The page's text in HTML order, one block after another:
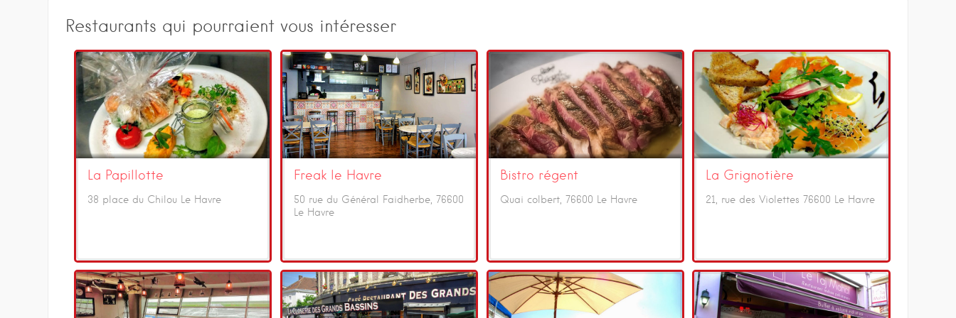
Restaurants qui pourraient vous intéresser
La Papillotte
38 place du Chilou Le Havre
Freak le Havre
50 rue du Général Faidherbe, 76600
Le Havre
Bistro régent
Quai colbert, 76600 Le Havre
La Grignotière
21, rue des Violettes 76600 Le Havre